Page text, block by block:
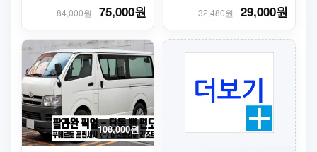
84,000원 75,000원
라스 농장 #베이커스힐 #베이
워크 #대성당 #4시간30분 #오
후출발
32,480원 29,000원
108,000원